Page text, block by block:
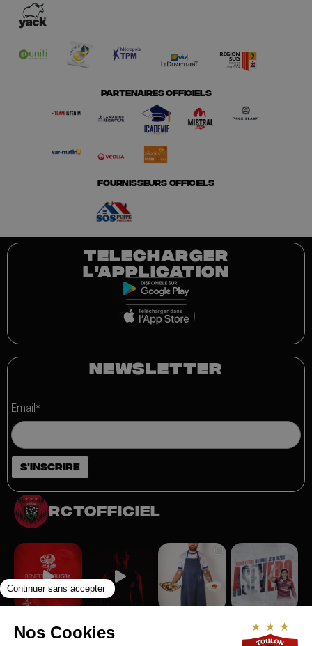
PARTENAIRES OFFICIELS
FOURNISSEURS OFFICIELS
TELECHARGER
L'APPLICATION
NEWSLETTER
Email*
rctofficiel